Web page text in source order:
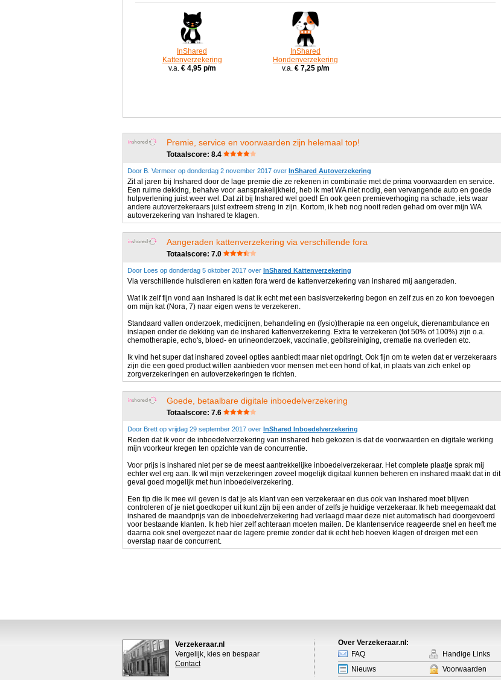
InShared
Kattenverzekering
v.a. € 4,95 p/m
InShared
Hondenverzekering
v.a. € 7,25 p/m
Premie, service en voorwaarden zijn helemaal top!
Totaalscore: 8.4
Door B. Vermeer op donderdag 2 november 2017 over InShared Autoverzekering
Zit al jaren bij Inshared door de lage premie die ze rekenen in combinatie met de prima voorwaarden en service.
Een ruime dekking, behalve voor aansprakelijkheid, heb ik met WA niet nodig, een vervangende auto en goede
hulpverlening juist weer wel. Dat zit bij Inshared wel goed! En ook geen premieverhoging na schade, iets waar
andere autoverzekeraars juist extreem streng in zijn. Kortom, ik heb nog nooit reden gehad om over mijn WA
autoverzekering van Inshared te klagen.
Aangeraden kattenverzekering via verschillende fora
Totaalscore: 7.0
Door Loes op donderdag 5 oktober 2017 over InShared Kattenverzekering
Via verschillende huisdieren en katten fora werd de kattenverzekering van inshared mij aangeraden.
Wat ik zelf fijn vond aan inshared is dat ik echt met een basisverzekering begon en zelf zus en zo kon toevoegen
om mijn kat (Nora, 7) naar eigen wens te verzekeren.
Standaard vallen onderzoek, medicijnen, behandeling en (fysio)therapie na een ongeluk, dierenambulance en
inslapen onder de dekking van de inshared kattenverzekering. Extra te verzekeren (tot 50% of 100%) zijn o.a.
chemotherapie, echo's, bloed- en urineonderzoek, vaccinatie, gebitsreiniging, crematie na overleden etc.
Ik vind het super dat inshared zoveel opties aanbiedt maar niet opdringt. Ook fijn om te weten dat er verzekeraars
zijn die een goed product willen aanbieden voor mensen met een hond of kat, in plaats van zich enkel op
zorgverzekeringen en autoverzekeringen te richten.
Goede, betaalbare digitale inboedelverzekering
Totaalscore: 7.6
Door Brett op vrijdag 29 september 2017 over InShared Inboedelverzekering
Reden dat ik voor de inboedelverzekering van inshared heb gekozen is dat de voorwaarden en digitale werking
mijn voorkeur kregen ten opzichte van de concurrentie.
Voor prijs is inshared niet per se de meest aantrekkelijke inboedelverzekeraar. Het complete plaatje sprak mij
echter wel erg aan. Ik wil mijn verzekeringen zoveel mogelijk digitaal kunnen beheren en inshared maakt dat in dit
geval goed mogelijk met hun inboedelverzekering.
Een tip die ik mee wil geven is dat je als klant van een verzekeraar en dus ook van inshared moet blijven
controleren of je niet goedkoper uit kunt zijn bij een ander of zelfs je huidige verzekeraar. Ik heb meegemaakt dat
inshared de maandprijs van de inboedelverzekering had verlaagd maar deze niet automatisch had doorgevoerd
voor bestaande klanten. Ik heb hier zelf achteraan moeten mailen. De klantenservice reageerde snel en heeft me
daarna ook snel overgezet naar de lagere premie zonder dat ik echt heb hoeven klagen of dreigen met een
overstap naar de concurrent.
Verzekeraar.nl
Vergelijk, kies en bespaar
Contact
Over Verzekeraar.nl:
FAQ
Nieuws
Handige Links
Voorwaarden